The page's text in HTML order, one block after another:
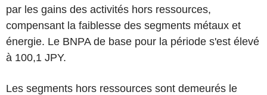
par les gains des activités hors ressources,
compensant la faiblesse des segments métaux et
énergie. Le BNPA de base pour la période s'est élevé
à 100,1 JPY.
Les segments hors ressources sont demeurés le